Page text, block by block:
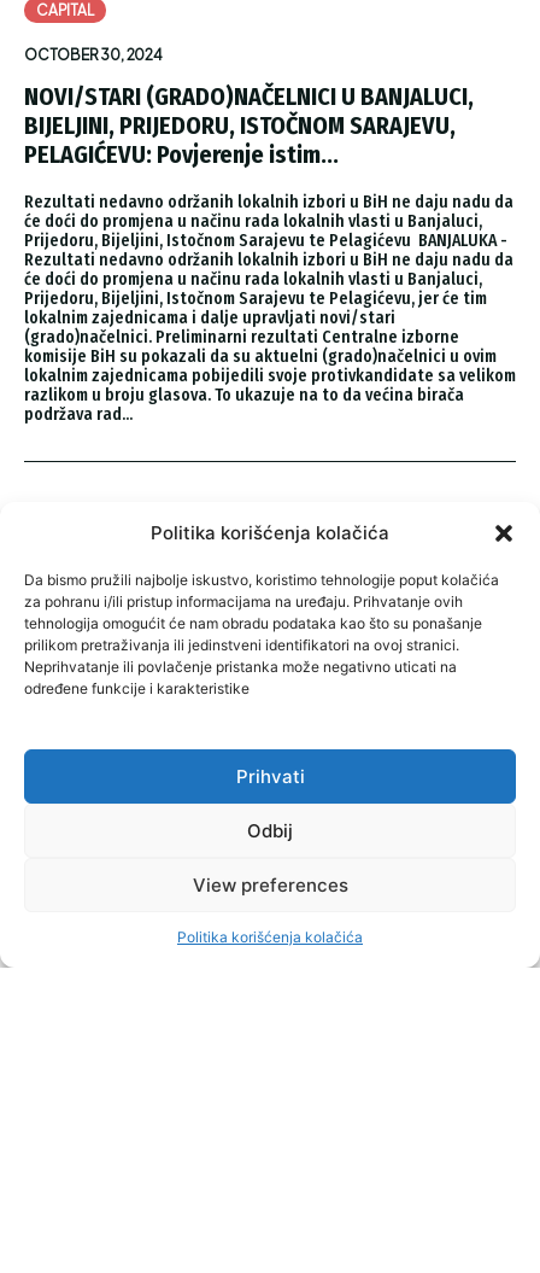
Politika korišćenja kolačića
Da bismo pružili najbolje iskustvo, koristimo tehnologije poput kolačića
za pohranu i/ili pristup informacijama na uređaju. Prihvatanje ovih
tehnologija omogućit će nam obradu podataka kao što su ponašanje
prilikom pretraživanja ili jedinstveni identifikatori na ovoj stranici.
Neprihvatanje ili povlačenje pristanka može negativno uticati na
određene funkcije i karakteristike
Prihvati
Odbij
View preferences
Politika korišćenja kolačića
CAPITAL
OCTOBER 30, 2024
NOVI/STARI (GRADO)NAČELNICI U BANJALUCI,
BIJELJINI, PRIJEDORU, ISTOČNOM SARAJEVU,
PELAGIĆEVU: Povjerenje istim...
Rezultati nedavno održanih lokalnih izbori u BiH ne daju nadu da
će doći do promjena u načinu rada lokalnih vlasti u Banjaluci,
Prijedoru, Bijeljini, Istočnom Sarajevu te Pelagićevu BANJALUKA -
Rezultati nedavno održanih lokalnih izbori u BiH ne daju nadu da
će doći do promjena u načinu rada lokalnih vlasti u Banjaluci,
Prijedoru, Bijeljini, Istočnom Sarajevu te Pelagićevu, jer će tim
lokalnim zajednicama i dalje upravljati novi/stari
(grado)načelnici. Preliminarni rezultati Centralne izborne
komisije BiH su pokazali da su aktuelni (grado)načelnici u ovim
lokalnim zajednicama pobijedili svoje protivkandidate sa velikom
razlikom u broju glasova. To ukazuje na to da većina birača
podržava rad...